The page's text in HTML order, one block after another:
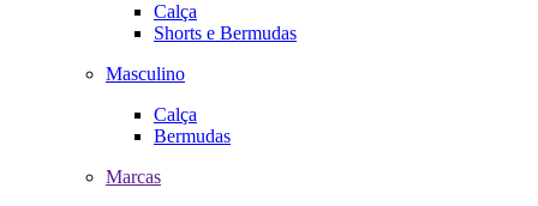
Calça
Shorts e Bermudas
Masculino
Calça
Bermudas
Marcas